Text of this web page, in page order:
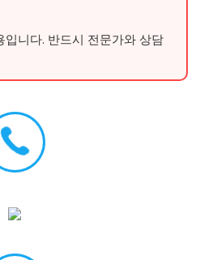
니다. 반드시 전문가와 상담